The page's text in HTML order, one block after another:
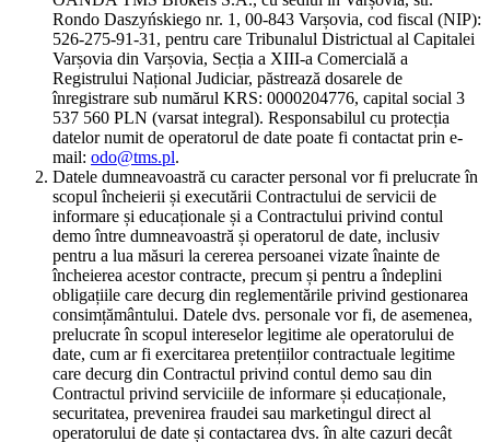
Rondo Daszyńskiego nr. 1, 00-843 Varșovia, cod fiscal (NIP):
526-275-91-31, pentru care Tribunalul Districtual al Capitalei
Varșovia din Varșovia, Secția a XIII-a Comercială a
Registrului Național Judiciar, păstrează dosarele de
înregistrare sub numărul KRS: 0000204776, capital social 3
537 560 PLN (varsat integral). Responsabilul cu protecția
datelor numit de operatorul de date poate fi contactat prin e-
mail: odo@tms.pl.
Datele dumneavoastră cu caracter personal vor fi prelucrate în
scopul încheierii și executării Contractului de servicii de
informare și educaționale și a Contractului privind contul
demo între dumneavoastră și operatorul de date, inclusiv
pentru a lua măsuri la cererea persoanei vizate înainte de
încheierea acestor contracte, precum și pentru a îndeplini
obligațiile care decurg din reglementările privind gestionarea
consimțământului. Datele dvs. personale vor fi, de asemenea,
prelucrate în scopul intereselor legitime ale operatorului de
date, cum ar fi exercitarea pretențiilor contractuale legitime
care decurg din Contractul privind contul demo sau din
Contractul privind serviciile de informare și educaționale,
securitatea, prevenirea fraudei sau marketingul direct al
operatorului de date și contactarea dvs. în alte cazuri decât